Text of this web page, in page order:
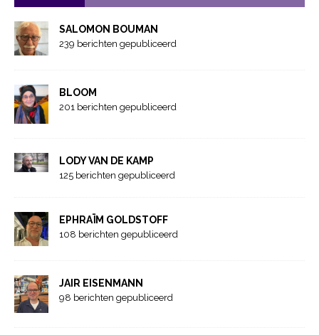
SALOMON BOUMAN
239 berichten gepubliceerd
BLOOM
201 berichten gepubliceerd
LODY VAN DE KAMP
125 berichten gepubliceerd
EPHRAÏM GOLDSTOFF
108 berichten gepubliceerd
JAIR EISENMANN
98 berichten gepubliceerd